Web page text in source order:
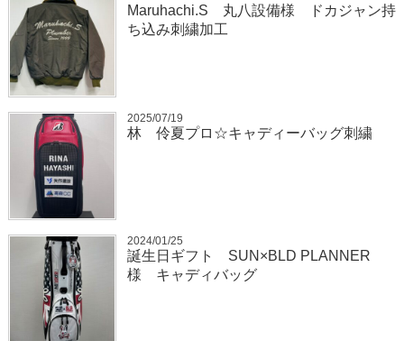
Maruhachi.S 丸八設備様 ドカジャン持
ち込み刺繍加工
2025/07/19
林 伶夏プロ☆キャディーバッグ刺繍
2024/01/25
誕生日ギフト SUN×BLD PLANNER
様 キャディバッグ